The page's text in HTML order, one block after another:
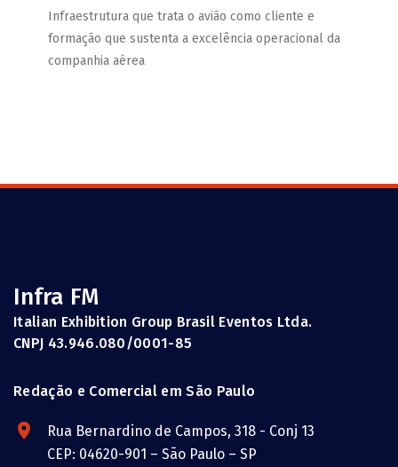
Infraestrutura que trata o avião como cliente e
formação que sustenta a excelência operacional da
companhia aérea
Infra FM
Italian Exhibition Group Brasil Eventos Ltda.
CNPJ 43.946.080/0001-85
Redação e Comercial em São Paulo
Rua Bernardino de Campos, 318 - Conj 13
CEP: 04620-901 – São Paulo – SP